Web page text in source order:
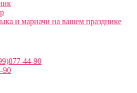
и мариачи на вашем празднике
44-90
90